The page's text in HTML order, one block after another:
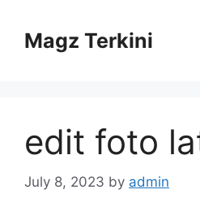
contentMagz Terkini
edit foto
July 8, 2023 by admin